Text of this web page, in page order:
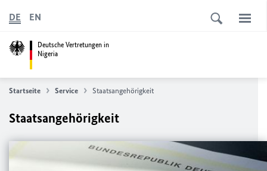
Deutsche Vertretungen in
Nigeria
DE EN
Startseite Service Staatsangehörigkeit
Staatsangehörigkeit